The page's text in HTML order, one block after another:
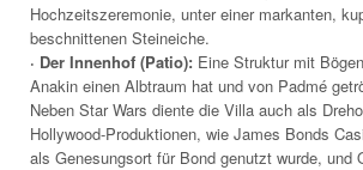
Hochzeitszeremonie, unter einer markanten,
beschnittenen Steineiche.
· Der Innenhof (Patio): Eine Struktur mit
Anakin einen Albtraum hat und von Padmé
Neben Star Wars diente die Villa auch als
Hollywood-Produktionen, wie James Bonds
als Genesungsort für Bond genutzt wurde, und